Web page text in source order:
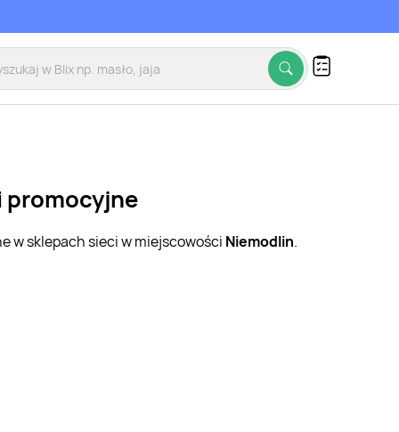
promocyjne
w sklepach sieci w miejscowości Niemodlin.